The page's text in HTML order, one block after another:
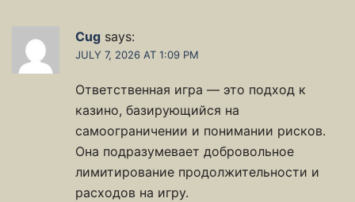
Cug says:
JULY 7, 2026 AT 1:09 PM
Ответственная игра — это подход к
казино, базирующийся на
самоограничении и понимании рисков.
Она подразумевает добровольное
лимитирование продолжительности и
расходов на игру.